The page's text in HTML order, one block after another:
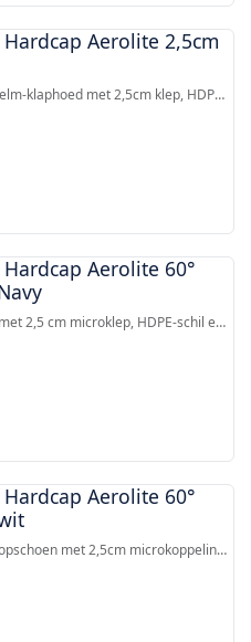
Hardcap Aerolite 2,5cm
klaphoed met 2,5cm klep, HDPE
gecertificeerd volgens
Hardcap Aerolite 60°
2,5 cm microklep, HDPE-schil en
gecertificeerd volgens EN 812.
Hardcap Aerolite 60°
met 2,5cm microkoppeling,
stootkussen, gecertificeerd volgens